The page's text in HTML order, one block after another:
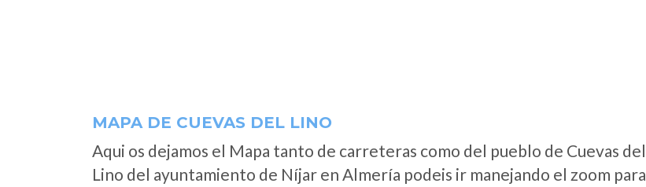
MAPA DE CUEVAS DEL LINO
Aqui os dejamos el Mapa tanto de carreteras como del pueblo de Cuevas del
Lino del ayuntamiento de Níjar en Almería podeis ir manejando el zoom para